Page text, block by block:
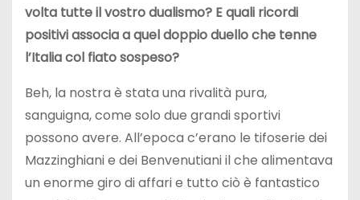
volta tutte il vostro dualismo? E quali ricordi
positivi associa a quel doppio duello che tenne
l’Italia col fiato sospeso?
Beh, la nostra è stata una rivalità pura,
sanguigna, come solo due grandi sportivi
possono avere. All’epoca c’erano le tifoserie dei
Mazzinghiani e dei Benvenutiani il che alimentava
un enorme giro di affari e tutto ciò è fantastico